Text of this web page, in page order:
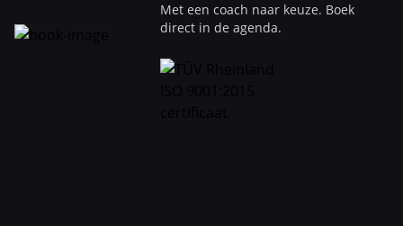
Met een coach naar keuze. Boek
direct in de agenda.